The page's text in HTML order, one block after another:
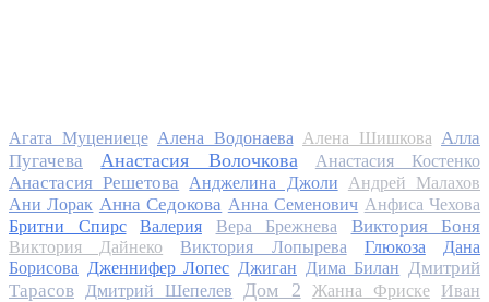
Агата Муцениеце Алена Водонаева Алена Шишкова Алла
Пугачева
Анастасия Волочкова Анастасия Костенко
Анастасия Решетова Анджелина Джоли
Андрей Малахов
Ани Лорак Анна Седокова Анна Семенович Анфиса Чехова
Бритни Спирс
Валерия Вера Брежнева Виктория Боня
Виктория Дайнеко Виктория Лопырева Глюкоза
Дана
Борисова Дженнифер Лопес Джиган Дима Билан Дмитрий
Тарасов
Дмитрий Шепелев Дом 2 Жанна Фриске
Иван